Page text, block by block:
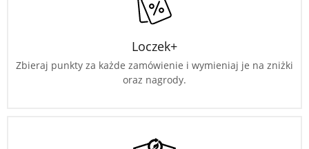
Loczek+
Zbieraj punkty za każde zamówienie i wymieniaj je na zniżki
oraz nagrody.